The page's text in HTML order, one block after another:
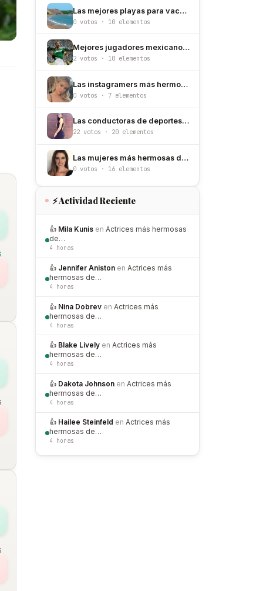
Las mejores playas para vacacionar en México
0 votos · 10 elementos
Mejores jugadores mexicanos de la historia del fútbol
2 votos · 10 elementos
Las instagramers más hermosas del mundo
0 votos · 7 elementos
Las conductoras de deportes más hermosas de México
22 votos · 20 elementos
Las mujeres más hermosas de Ecuador
0 votos · 16 elementos
⚡ Actividad Reciente
👍 Mila Kunis en Actrices más hermosas
de…
4 horas
👍 Jennifer Aniston en Actrices más
hermosas de…
4 horas
👍 Nina Dobrev en Actrices más
hermosas de…
4 horas
👍 Blake Lively en Actrices más
hermosas de…
4 horas
👍 Dakota Johnson en Actrices más
hermosas de…
4 horas
👍 Hailee Steinfeld en Actrices más
hermosas de…
4 horas